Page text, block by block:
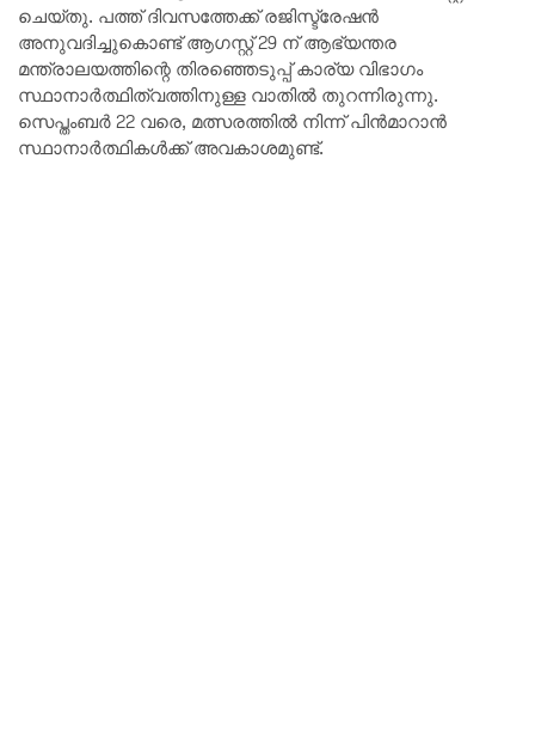
ചെയ്തു. പത്ത് ദിവസത്തേക്ക് രജിസ്ട്രേഷൻ
അനുവദിച്ചുകൊണ്ട് ആഗസ്റ്റ് 29 ന് ആഭ്യന്തര
മന്ത്രാലയത്തിന്റെ തിരഞ്ഞെടുപ്പ് കാര്യ വിഭാഗം
സ്ഥാനാർത്ഥിത്വത്തിനുള്ള വാതിൽ തുറന്നിരുന്നു.
സെപ്തംബർ 22 വരെ, മത്സരത്തിൽ നിന്ന് പിൻമാറാൻ
സ്ഥാനാർത്ഥികൾക്ക് അവകാശമുണ്ട്.